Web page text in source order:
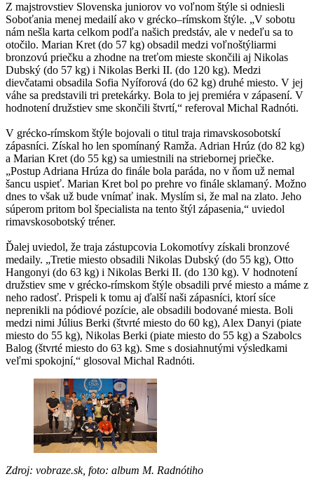
Z majstrovstiev Slovenska juniorov vo voľnom štýle si odniesli
Soboťania menej medailí ako v grécko–rímskom štýle. „V sobotu
nám nešla karta celkom podľa našich predstáv, ale v nedeľu sa to
otočilo. Marian Kret (do 57 kg) obsadil medzi voľnoštýliarmi
bronzovú priečku a zhodne na treťom mieste skončili aj Nikolas
Dubský (do 57 kg) i Nikolas Berki II. (do 120 kg). Medzi
dievčatami obsadila Sofia Nyíforová (do 62 kg) druhé miesto. V jej
váhe sa predstavili tri pretekárky. Bola to jej premiéra v zápasení. V
hodnotení družstiev sme skončili štvrtí,“ referoval Michal Radnóti.
V grécko-rímskom štýle bojovali o titul traja rimavskosobotskí
zápasníci. Získal ho len spomínaný Ramža. Adrian Hrúz (do 82 kg)
a Marian Kret (do 55 kg) sa umiestnili na striebornej priečke.
„Postup Adriana Hrúza do finále bola paráda, no v ňom už nemal
šancu uspieť. Marian Kret bol po prehre vo finále sklamaný. Možno
dnes to však už bude vnímať inak. Myslím si, že mal na zlato. Jeho
súperom pritom bol špecialista na tento štýl zápasenia,“ uviedol
rimavskosobotský tréner.
Ďalej uviedol, že traja zástupcovia Lokomotívy získali bronzové
medaily. „Tretie miesto obsadili Nikolas Dubský (do 55 kg), Otto
Hangonyi (do 63 kg) i Nikolas Berki II. (do 130 kg). V hodnotení
družstiev sme v grécko-rímskom štýle obsadili prvé miesto a máme z
neho radosť. Prispeli k tomu aj ďalší naši zápasníci, ktorí síce
neprenikli na pódiové pozície, ale obsadili bodované miesta. Boli
medzi nimi Július Berki (štvrté miesto do 60 kg), Alex Danyi (piate
miesto do 55 kg), Nikolas Berki (piate miesto do 55 kg) a Szabolcs
Balog (štvrté miesto do 63 kg). Sme s dosiahnutými výsledkami
veľmi spokojní,“ glosoval Michal Radnóti.
Zdroj: vobraze.sk, foto: album M. Radnótiho